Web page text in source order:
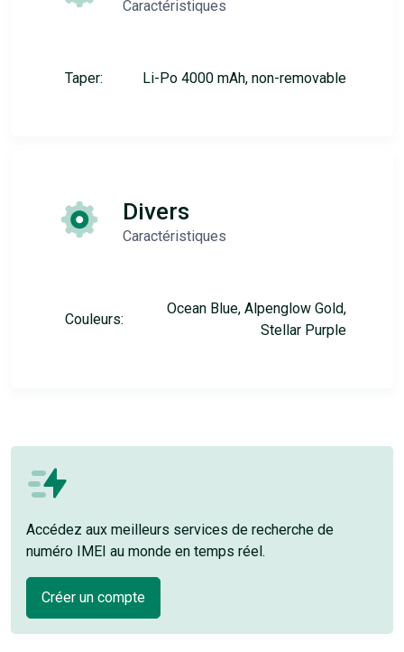
Caractéristiques
Taper: Li-Po 4000 mAh, non-removable
Divers
Caractéristiques
Couleurs:
Ocean Blue, Alpenglow Gold,
Stellar Purple
Accédez aux meilleurs services de recherche de
numéro IMEI au monde en temps réel.
Créer un compte